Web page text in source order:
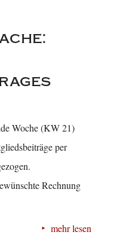
Woche (KW 21)
per
Rechnung
mehr lesen